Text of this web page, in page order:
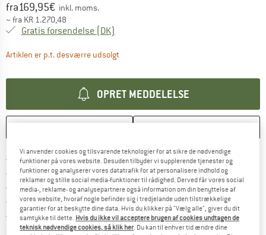
Pris:
fra169,95€ inkl. moms.
~ fra KR 1.270,48
Gratis forsendelse (DK)
Artiklen er p.t. desværre udsolgt
OPRET MEDDELELSE
Portofri fra 69 € (DK)Find oplysninger om forsendelse her!
100 dages returretGå til returretten her Åbnes i en infoboks
> 4.000.000 tilfredse kunder
Alle artikler på lager
Vi er Trustpilot-certificeret - oplysningerne får du
Vi anvender cookies og tilsvarende teknologier for at sikre de nødvendige
funktioner på vores website. Desuden tilbyder vi supplerende tjenester og
funktioner og analyserer vores datatrafik for at personalisere indhold og
reklamer og stille social media-funktioner til rådighed. Derved får vores social
media-, reklame- og analysepartnere også information om din benyttelse af
vores website, hvoraf nogle befinder sig i tredjelande uden tilstrækkelige
garantier for at beskytte dine data. Hvis du klikker på "Vælg alle", giver du dit
samtykke til dette. Hvis du ikke vil acceptere brugen af cookies undtagen de
teknisk nødvendige cookies, så klik her. Du kan til enhver tid ændre dine